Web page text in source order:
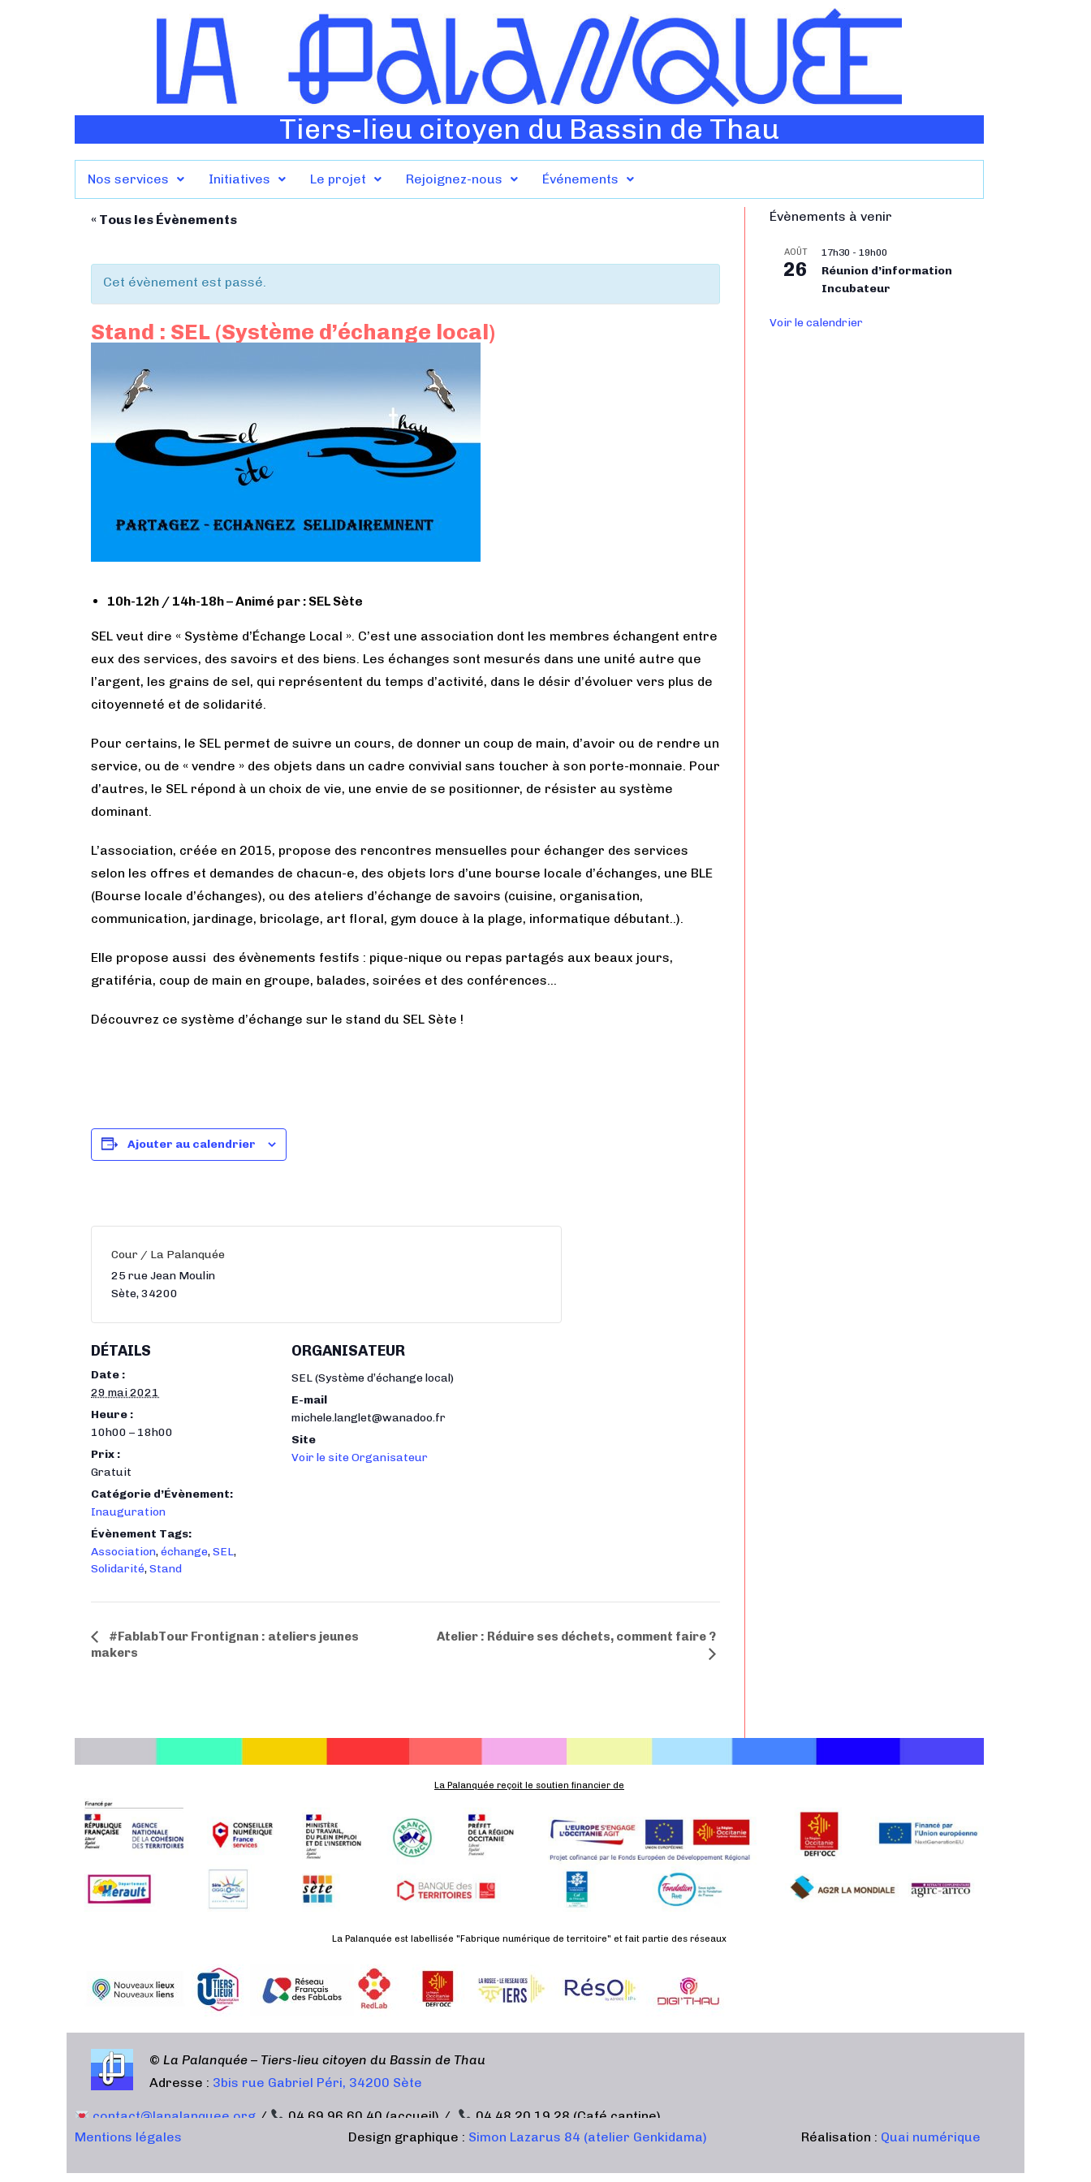
Tiers-lieu citoyen du Bassin de Thau
Nos services Initiatives Le projet Rejoignez-nous Événements
« Tous les Évènements
Cet évènement est passé.
Stand : SEL (Système d’échange local)
10h-12h / 14h-18h –Animé par : SEL Sète
SEL veut dire « Système d’Échange Local ». C’est une association dont les membres échangent entre
eux des services, des savoirs et des biens. Les échanges sont mesurés dans une unité autre que
l’argent, les grains de sel, qui représentent du temps d’activité, dans le désir d’évoluer vers plus de
citoyenneté et de solidarité.
Pour certains, le SEL permet de suivre un cours, de donner un coup de main, d’avoir ou de rendre un
service, ou de « vendre » des objets dans un cadre convivial sans toucher à son porte-monnaie. Pour
d’autres, le SEL répond à un choix de vie, une envie de se positionner, de résister au système
dominant.
L’association, créée en 2015, propose des rencontres mensuelles pour échanger des services
selon les offres et demandes de chacun-e, des objets lors d’une bourse locale d’échanges, une BLE
(Bourse locale d’échanges), ou des ateliers d’échange de savoirs (cuisine, organisation,
communication, jardinage, bricolage, art floral, gym douce à la plage, informatique débutant..).
Elle propose aussi des évènements festifs : pique-nique ou repas partagés aux beaux jours,
gratiféria, coup de main en groupe, balades, soirées et des conférences…
Découvrez ce système d’échange sur le stand du SEL Sète !
Ajouter au calendrier
DÉTAILS
Date :
29 mai 2021
Heure :
10h00 – 18h00
Prix :
Gratuit
Catégorie d’Évènement:
Inauguration
Évènement Tags:
Association,échange,SEL,
Solidarité,Stand
ORGANISATEUR
SEL (Système d’échange local)
E-mail
michele.langlet@wanadoo.fr
Site
Voir le site Organisateur
Cour / La Palanquée
25 rue Jean Moulin
Sète,34200
N
a
a
o
n
É
è
n
n
#FablabTour Frontignan : ateliers jeunes
makers
Atelier : Réduire ses déchets, comment faire ?
Évènements à venir
AOÛT
26
17h30 -19h00
Réunion d’information
Incubateur
Voir le calendrier
La Palanquée reçoit le soutien financier de
La Palanquée est labellisée "Fabrique numérique de territoire" et fait partie des réseaux
© La Palanquée – Tiers-lieu citoyen du Bassin de Thau
Adresse : 3bis rue Gabriel Péri, 34200 Sète
contact@lapalanquee.org / 04 69 96 60 40 (accueil) /
04 48 20 19 28 (Café cantine)
Mentions légales
Design graphique : Simon Lazarus 84 (atelier Genkidama) Réalisation : Quai numérique